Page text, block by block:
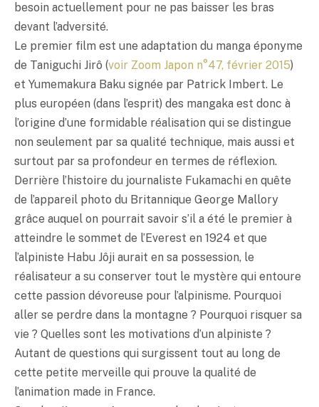
besoin actuellement pour ne pas baisser les bras
devant l’adversité.
Le premier film est une adaptation du manga éponyme
de Taniguchi Jirô (voir Zoom Japon n°47, février 2015)
et Yumemakura Baku signée par Patrick Imbert. Le
plus européen (dans l’esprit) des mangaka est donc à
l’origine d’une formidable réalisation qui se distingue
non seulement par sa qualité technique, mais aussi et
surtout par sa profondeur en termes de réflexion.
Derrière l’histoire du journaliste Fukamachi en quête
de l’appareil photo du Britannique George Mallory
grâce auquel on pourrait savoir s’il a été le premier à
atteindre le sommet de l’Everest en 1924 et que
l’alpiniste Habu Jôji aurait en sa possession, le
réalisateur a su conserver tout le mystère qui entoure
cette passion dévoreuse pour l’alpinisme. Pourquoi
aller se perdre dans la montagne ? Pourquoi risquer sa
vie ? Quelles sont les motivations d’un alpiniste ?
Autant de questions qui surgissent tout au long de
cette petite merveille qui prouve la qualité de
l’animation made in France.